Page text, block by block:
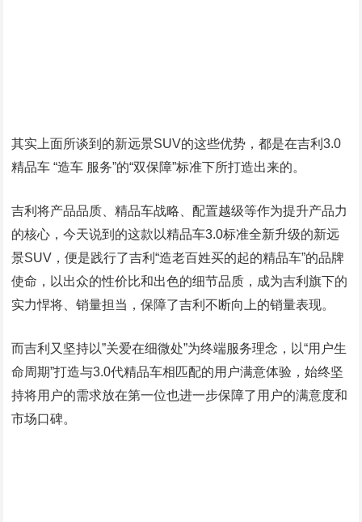
其实上面所谈到的新远景SUV的这些优势，都是在吉利3.0
精品车 “造车 服务”的“双保障”标准下所打造出来的。
吉利将产品品质、精品车战略、配置越级等作为提升产品力
的核心，今天说到的这款以精品车3.0标准全新升级的新远
景SUV，便是践行了吉利“造老百姓买的起的精品车”的品牌
使命，以出众的性价比和出色的细节品质，成为吉利旗下的
实力悍将、销量担当，保障了吉利不断向上的销量表现。
而吉利又坚持以”关爱在细微处”为终端服务理念，以“用户生
命周期”打造与3.0代精品车相匹配的用户满意体验，始终坚
持将用户的需求放在第一位也进一步保障了用户的满意度和
市场口碑。